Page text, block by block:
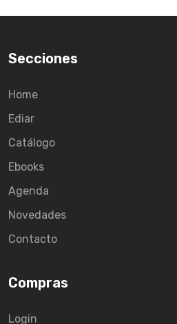
Secciones
Home
Ediar
Catálogo
Ebooks
Agenda
Novedades
Contacto
Compras
Login